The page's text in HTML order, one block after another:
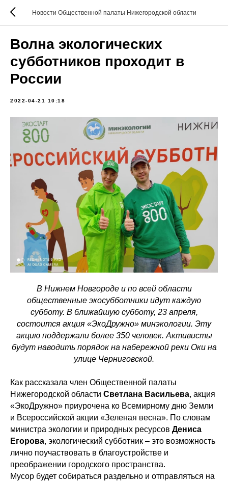
Новости Общественной палаты Нижегородской области
Волна экологических
субботников проходит в
России
2022-04-21 10:18
В Нижнем Новгороде и по всей области
общественные экосубботники идут каждую
субботу. В ближайшую субботу, 23 апреля,
состоится акция «ЭкоДружно» минэкологии. Эту
акцию поддержали более 350 человек. Активисты
будут наводить порядок на набережной реки Оки на
улице Черниговской.
Как рассказала член Общественной палаты
Нижегородской области Светлана Васильева, акция
«ЭкоДружно» приурочена ко Всемирному дню Земли
и Всероссийской акции «Зеленая весна». По словам
министра экологии и природных ресурсов Дениса
Егорова, экологический субботник – это возможность
лично поучаствовать в благоустройстве и
преображении городского пространства.
Мусор будет собираться раздельно и отправляться на